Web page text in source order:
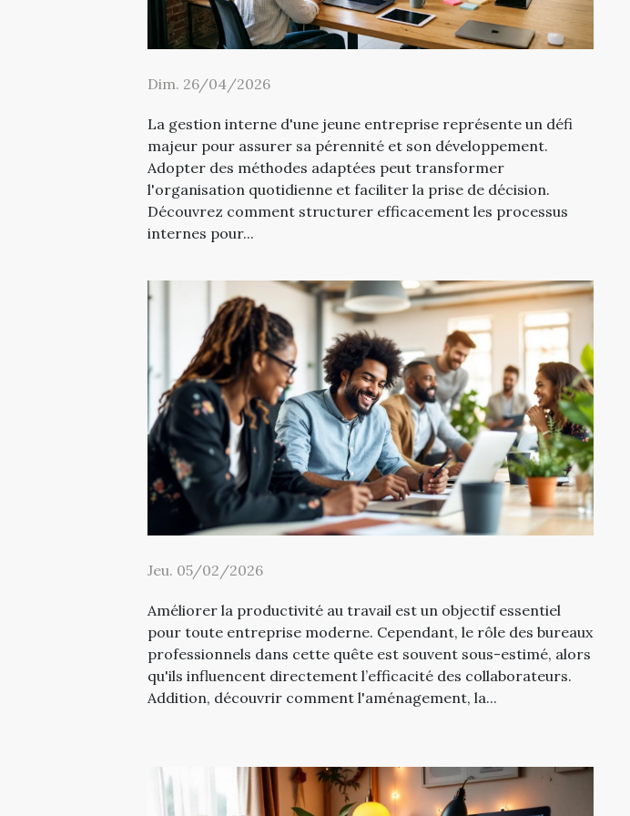
Dim. 26/04/2026
La gestion interne d'une jeune entreprise représente un défi
majeur pour assurer sa pérennité et son développement.
Adopter des méthodes adaptées peut transformer
l'organisation quotidienne et faciliter la prise de décision.
Découvrez comment structurer efficacement les processus
internes pour...
Jeu. 05/02/2026
Améliorer la productivité au travail est un objectif essentiel
pour toute entreprise moderne. Cependant, le rôle des bureaux
professionnels dans cette quête est souvent sous-estimé, alors
qu'ils influencent directement l’efficacité des collaborateurs.
Addition, découvrir comment l'aménagement, la...